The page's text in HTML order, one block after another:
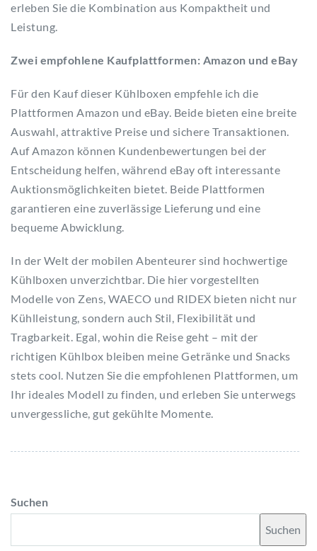
erleben Sie die Kombination aus Kompaktheit und
Leistung.
Zwei empfohlene Kaufplattformen: Amazon und eBay
Für den Kauf dieser Kühlboxen empfehle ich die
Plattformen Amazon und eBay. Beide bieten eine breite
Auswahl, attraktive Preise und sichere Transaktionen.
Auf Amazon können Kundenbewertungen bei der
Entscheidung helfen, während eBay oft interessante
Auktionsmöglichkeiten bietet. Beide Plattformen
garantieren eine zuverlässige Lieferung und eine
bequeme Abwicklung.
In der Welt der mobilen Abenteurer sind hochwertige
Kühlboxen unverzichtbar. Die hier vorgestellten
Modelle von Zens, WAECO und RIDEX bieten nicht nur
Kühlleistung, sondern auch Stil, Flexibilität und
Tragbarkeit. Egal, wohin die Reise geht – mit der
richtigen Kühlbox bleiben meine Getränke und Snacks
stets cool. Nutzen Sie die empfohlenen Plattformen, um
Ihr ideales Modell zu finden, und erleben Sie unterwegs
unvergessliche, gut gekühlte Momente.
Suchen
Suchen